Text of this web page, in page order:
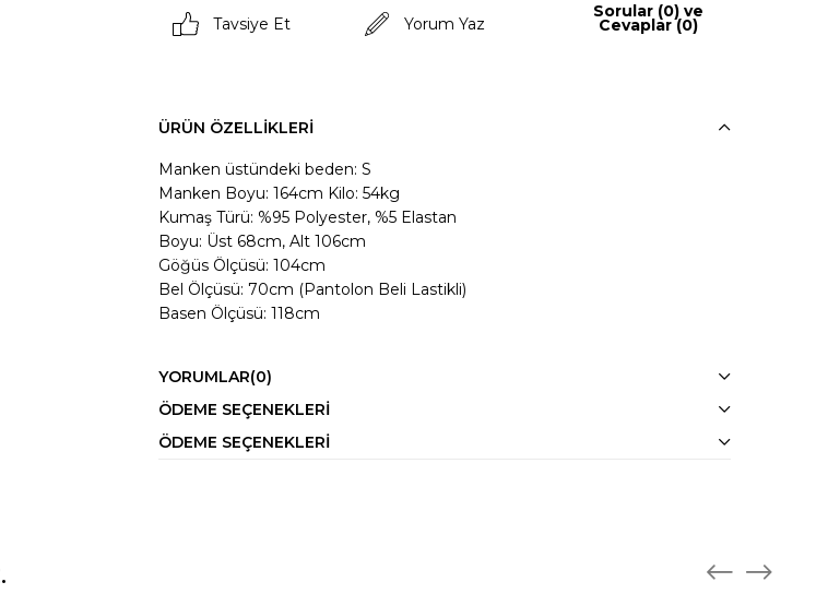
Tavsiye Et Yorum Yaz
Sorular (0) ve
Cevaplar (0)
ÜRÜN ÖZELLIKLERI
Manken üstündeki beden: S
Manken Boyu: 164cm Kilo: 54kg
Kumaş Türü: %95 Polyester, %5 Elastan
Boyu: Üst 68cm, Alt 106cm
Göğüs Ölçüsü: 104cm
Bel Ölçüsü: 70cm (Pantolon Beli Lastikli)
Basen Ölçüsü: 118cm
YORUMLAR(0)
ÖDEME SEÇENEKLERI
ÖDEME SEÇENEKLERI